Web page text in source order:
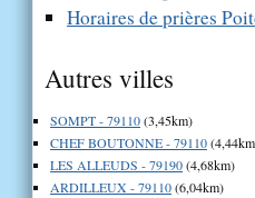
Horaires de prières
Autres villes
SOMPT - 79110(3,45km)
CHEF BOUTONNE - 79110
LES ALLEUDS - 79190(4,68km)
ARDILLEUX - 79110(6,04km)